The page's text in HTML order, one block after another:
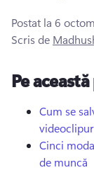
Postat la 6
Scris de
Pe
Cum se
Cinci
de muncă